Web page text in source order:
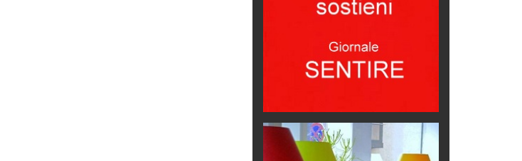
Le nostre recensioni
Oasi di piacere
Teodorico, sovrano illuminato
Seconde case cambiano le scelte
degli italiani
Trend